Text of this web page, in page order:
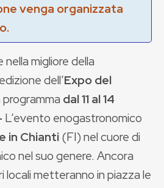
venga organizzata
migliore della
dell’Expo del
programma dal 11 al 14
L’evento enogastronomico
in Chianti(FI) nel cuore di
nel suo genere. Ancora
locali metteranno in piazza le